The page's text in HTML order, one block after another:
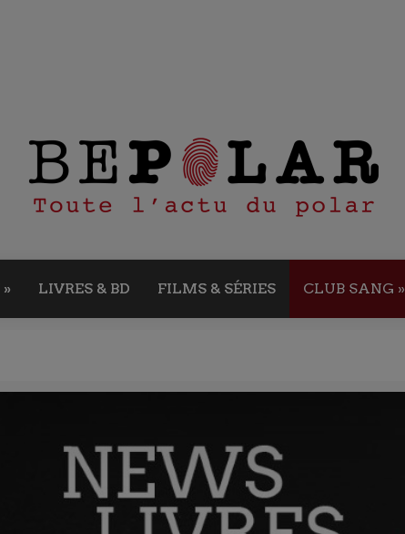
» LIVRES & BD FILMS & SÉRIES CLUB SANG »